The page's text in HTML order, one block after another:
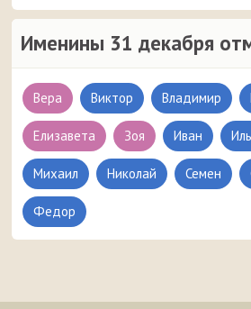
Именины 31 декабря
Вера Виктор Владимир
Елизавета Зоя Иван
Михаил Николай Семен
Федор